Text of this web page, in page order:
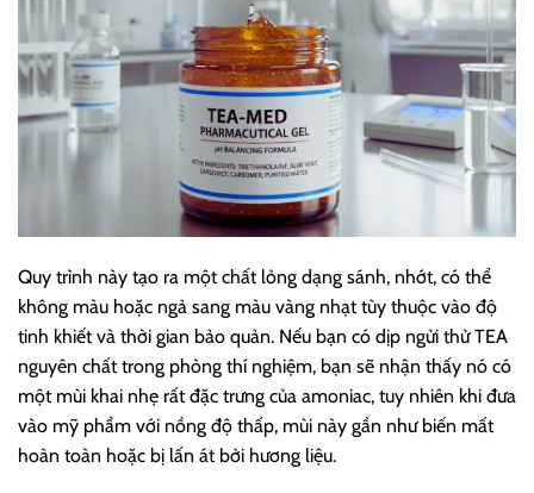
Quy trình này tạo ra một chất lỏng dạng sánh, nhớt, có thể
không màu hoặc ngả sang màu vàng nhạt tùy thuộc vào độ
tinh khiết và thời gian bảo quản. Nếu bạn có dịp ngửi thử TEA
nguyên chất trong phòng thí nghiệm, bạn sẽ nhận thấy nó có
một mùi khai nhẹ rất đặc trưng của amoniac, tuy nhiên khi đưa
vào mỹ phẩm với nồng độ thấp, mùi này gần như biến mất
hoàn toàn hoặc bị lấn át bởi hương liệu.